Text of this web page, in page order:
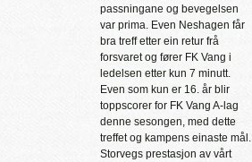
passningane og bevegelsen
var prima. Even Neshagen får
bra treff etter ein retur frå
forsvaret og fører FK Vang i
ledelsen etter kun 7 minutt.
Even som kun er 16. år blir
toppscorer for FK Vang A-lag
denne sesongen, med dette
treffet og kampens einaste mål.
Storvegs prestasjon av vårt